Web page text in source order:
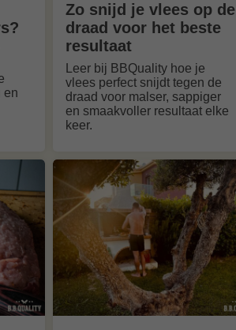
en
Zo snijd je vlees op de
draad voor het beste
resultaat
Leer bij BBQuality hoe je
vlees perfect snijdt tegen de
draad voor malser, sappiger
en smaakvoller resultaat elke
keer.